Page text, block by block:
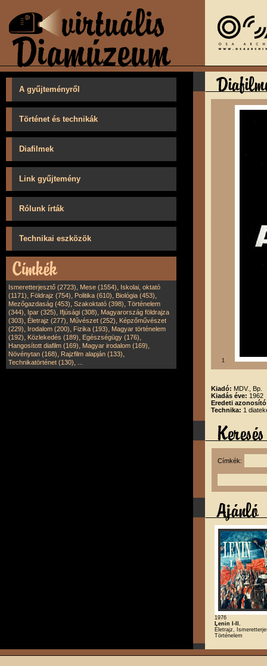
A gyűjteményről
Történet és technikák
Diafilmek
Link gyűjtemény
Rólunk írták
Technikai eszközök
Ismeretterjesztő (2723), Mese (1554), Iskolai, oktató
(1171), Földrajz (754), Politika (610), Biológia (453),
Mezőgazdaság (453), Szakoktató (398), Történelem
(344), Ipar (325), Ifjúsági (308), Magyarország földrajza
(303), Életrajz (277), Művészet (252), Képzőművészet
(229), Irodalom (200), Fizika (193), Magyar történelem
(192), Közlekedés (189), Egészségügy (176),
Hangosított diafilm (169), Magyar irodalom (169),
Növénytan (168), Rajzfilm alapján (133),
Technikatörténet (130), 1
Kiadó: MDV., Bp.
Kiadás éve: 1962
Eredeti
Technika: 1
Címkék:
1976
Lenin I-II.
Életrajz,
Történelem